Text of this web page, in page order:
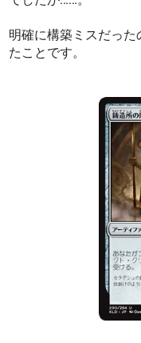
明確に構築ミスだった
たことです。